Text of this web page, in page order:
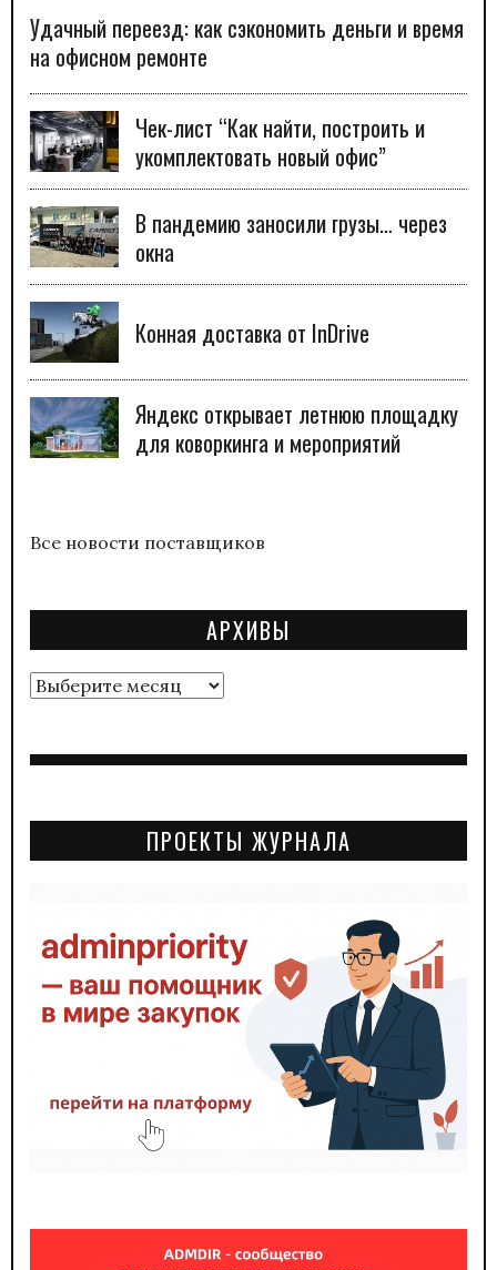
Удачный переезд: как сэкономить деньги и время
на офисном ремонте
Чек-лист “Как найти, построить и
укомплектовать новый офис”
В пандемию заносили грузы… через
окна
Конная доставка от InDrive
Яндекс открывает летнюю площадку
для коворкинга и мероприятий
Все новости поставщиков
АРХИВЫ
Архивы
ПРОЕКТЫ ЖУРНАЛА